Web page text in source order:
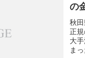
の
秋
正
大
ま